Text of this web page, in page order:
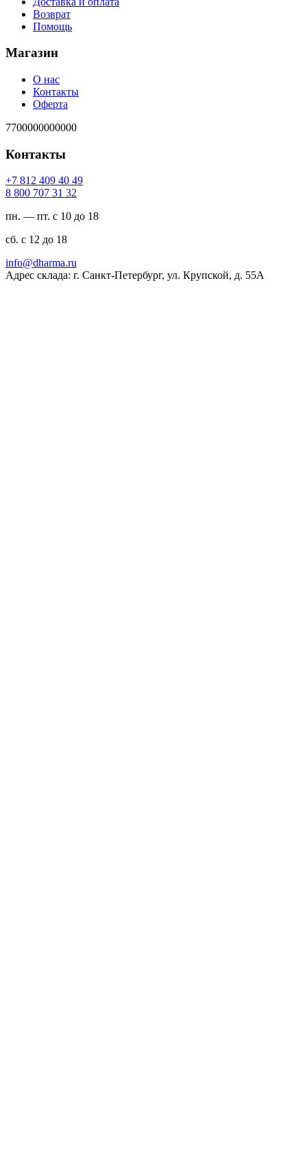
Возврат
Помощь
Магазин
О нас
Контакты
Оферта
7700000000000
Контакты
94 04 904 218 7+
23 13 707 008 8
пн. — пт. с 10 до 18
сб. с 12 до 18
ur.amrahd@ofni
Адрес склада: г. Санкт-Петербург, ул. Крупской, д. 55А